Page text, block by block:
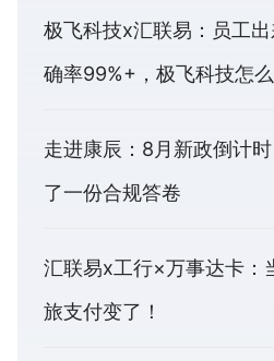
极飞科技x汇联易：员工
确率99%+，极飞科技怎
走进康辰：8月新政倒计
了一份合规答卷
汇联易x工行×万事达卡：
旅支付变了！